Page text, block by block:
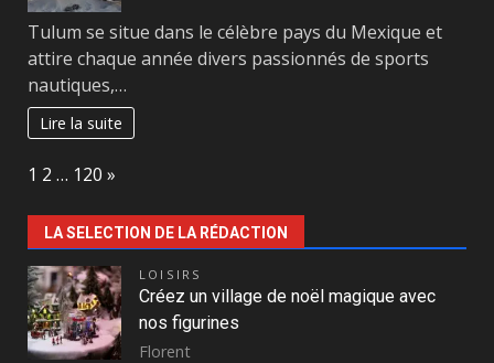
Tulum se situe dans le célèbre pays du Mexique et
attire chaque année divers passionnés de sports
nautiques,…
Lire la suite
Page:
1 2 … 120 Next
»
LA SELECTION DE LA RÉDACTION
LOISIRS
Créez un village de noël magique avec
nos figurines
Florent